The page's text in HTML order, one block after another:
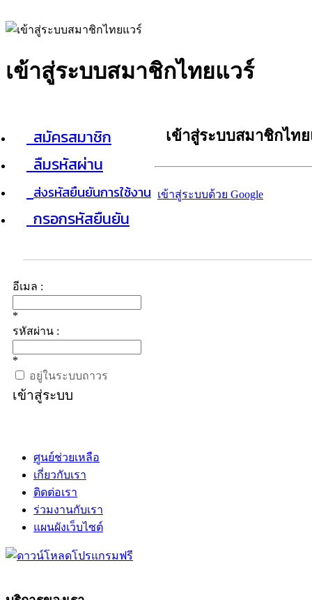
เข้าสู่ระบบสมาชิกไทยแวร์
สมัครสมาชิก
ลืมรหัสผ่าน
ส่งรหัสยืนยันการใช้งาน
กรอกรหัสยืนยัน
เข้าสู่ระบบสมาชิกไท
เข้าสู่ระบบด้วย Google
อีเมล :
*
รหัสผ่าน :
*
อยู่ในระบบถาวร
เข้าสู่ระบบ
ศูนย์ช่วยเหลือ
เกี่ยวกับเรา
ติดต่อเรา
ร่วมงานกับเรา
แผนผังเว็บไซต์